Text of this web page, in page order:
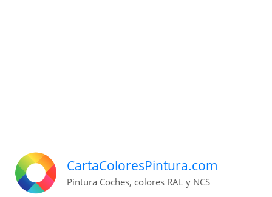
CartaColoresPintura.com
Pintura Coches, colores RAL y NCS